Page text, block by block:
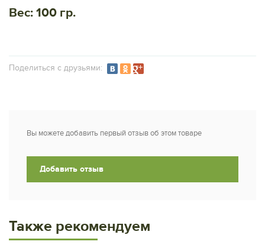
Вес: 100 гр.
Подeлиться с друзьями:
Вы можете добавить первый отзыв об этом товаре
Добавить отзыв
Также рекомендуем